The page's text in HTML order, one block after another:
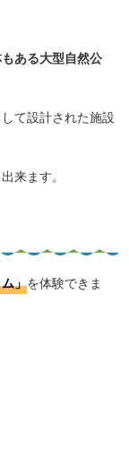
ある大型自然公
て設計された施設
来ます。
」を体験できま